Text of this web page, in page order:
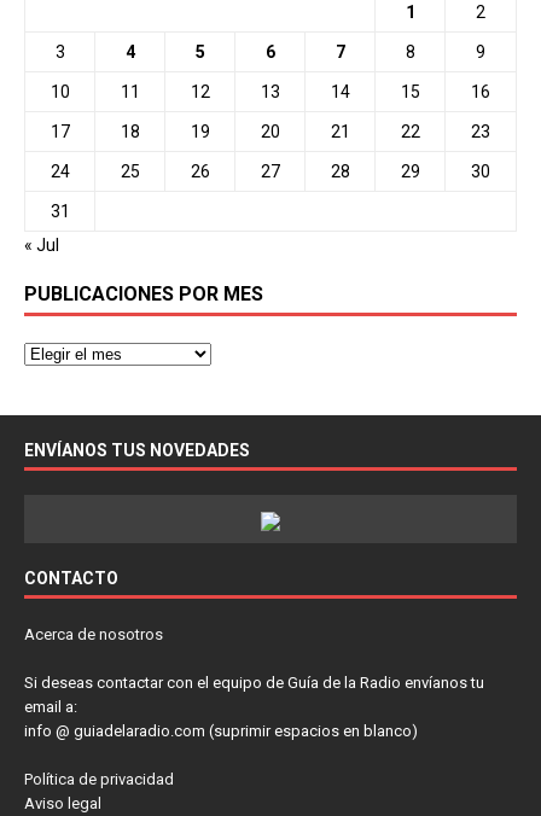
1 2
3 4 5 6 7 8 9
10 11 12 13 14 15 16
17 18 19 20 21 22 23
24 25 26 27 28 29 30
31
« Jul
PUBLICACIONES POR MES
ENVÍANOS TUS NOVEDADES
CONTACTO
Acerca de nosotros
Si deseas contactar con el equipo de Guía de la Radio envíanos tu
email a:
info @ guiadelaradio.com (suprimir espacios en blanco)
Política de privacidad
Aviso legal